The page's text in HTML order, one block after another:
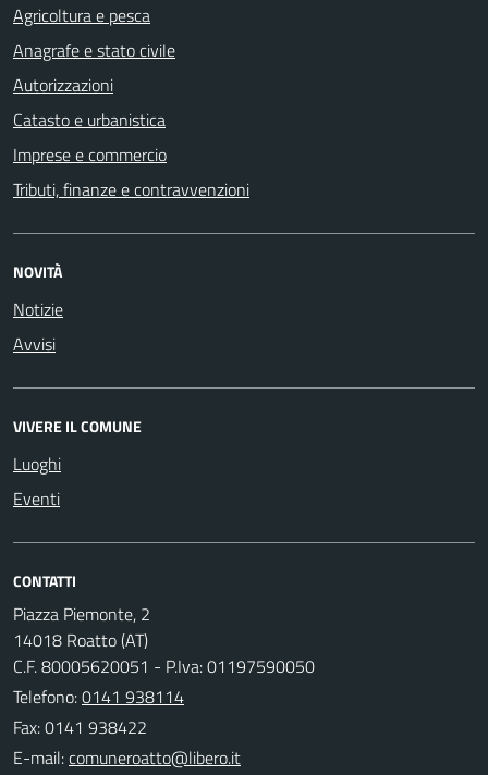
Agricoltura e pesca
Anagrafe e stato civile
Autorizzazioni
Catasto e urbanistica
Imprese e commercio
Tributi, finanze e contravvenzioni
NOVITÀ
Notizie
Avvisi
VIVERE IL COMUNE
Luoghi
Eventi
CONTATTI
Piazza Piemonte, 2
14018 Roatto (AT)
C.F. 80005620051 - P.Iva: 01197590050
Telefono:0141 938114
Fax: 0141 938422
E-mail: